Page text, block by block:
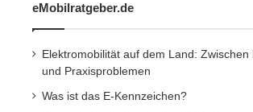
eMobilratgeber.de
Elektromobilität auf dem Land: Zwischen
und Praxisproblemen
Was ist das E-Kennzeichen?